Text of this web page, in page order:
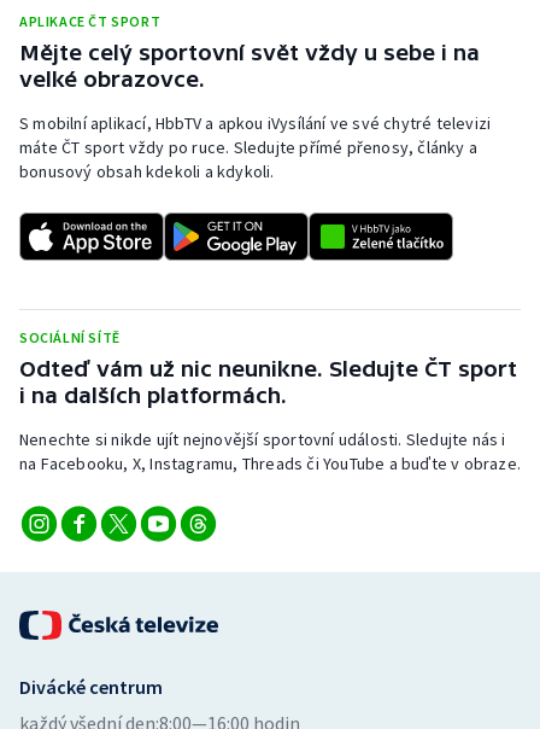
Plážový volejbal
Ragby
Rychlobruslení
Short track
Sportovní střelba
Stolní tenis
Triatlon
Vodní slalom
Volejbal
APLIKACE ČT SPORT
Mějte celý sportovní svět vždy u sebe i na
velké obrazovce.
S mobilní aplikací, HbbTV a apkou iVysílání ve své chytré televizi
máte ČT sport vždy po ruce. Sledujte přímé přenosy, články a
bonusový obsah kdekoli a kdykoli.
SOCIÁLNÍ SÍTĚ
Odteď vám už nic neunikne. Sledujte ČT sport
i na dalších platformách.
Nenechte si nikde ujít nejnovější sportovní události. Sledujte nás i
na Facebooku, X, Instagramu, Threads či YouTube a buďte v obraze.
Divácké centrum
každý všední den:8:00—16:00 hodin